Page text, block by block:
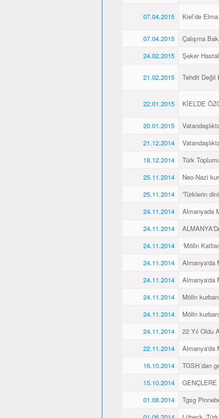
07.04.2015 Kiel’de
07.04.2015
Çalışma
24.02.2015
Şeker
21.02.2015 Tehdit Değil
22.01.2015 KİEL’DE
20.01.2015
21.12.2014
18.12.2014
Türk
25.11.2014
Neo-Nazi
25.11.2014
'Türklerin
24.11.2014
Almanyada
24.11.2014
24.11.2014
‘Mölln
24.11.2014
Almanya'da
24.11.2014
Almanya'da
24.11.2014
Mölln
24.11.2014
Mölln
24.11.2014
22 Yıl Oldu
22.11.2014
Almanya'da
16.10.2014
TGSH´dan
15.10.2014
01.08.2014
Tgsg